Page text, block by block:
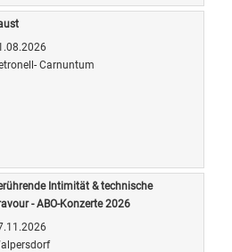
Carnuntum
Intimität & technische
- ABO-Konzerte 2026